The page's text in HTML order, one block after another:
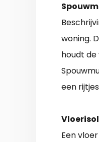
woning.
houdt
een
Een